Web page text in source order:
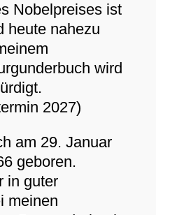
Nobelpreises ist
heute nahezu
wird
2027)
am 29. Januar
geboren.
in guter
meinen